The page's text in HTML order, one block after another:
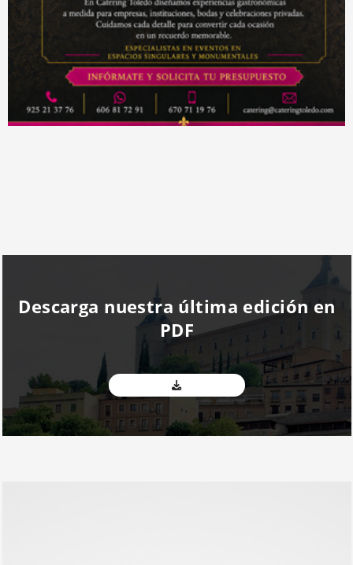
Descarga nuestra última edición en
PDF